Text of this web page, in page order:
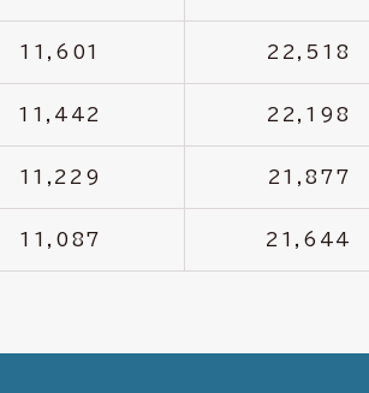
11,601 22,518
11,442 22,198
11,229 21,877
11,087 21,644